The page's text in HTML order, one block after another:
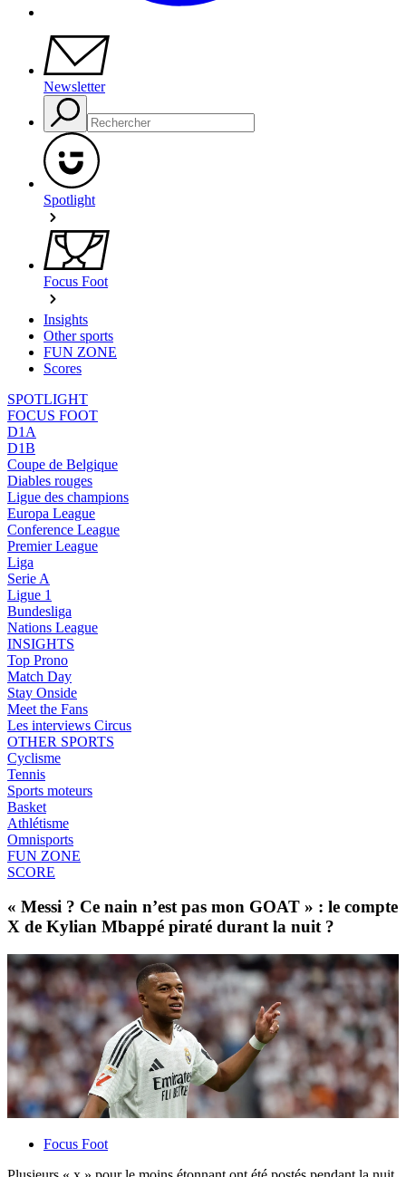
Newsletter
Spotlight
Focus Foot
Insights
Other sports
FUN ZONE
Scores
SPOTLIGHT
FOCUS FOOT
D1A
D1B
Coupe de Belgique
Diables rouges
Ligue des champions
Europa League
Conference League
Premier League
Liga
Serie A
Ligue 1
Bundesliga
Nations League
INSIGHTS
Top Prono
Match Day
Stay Onside
Meet the Fans
Les interviews Circus
OTHER SPORTS
Cyclisme
Tennis
Sports moteurs
Basket
Athlétisme
Omnisports
FUN ZONE
SCORE
« Messi ? Ce nain n’est pas mon GOAT » : le compte
X de Kylian Mbappé piraté durant la nuit ?
Focus Foot